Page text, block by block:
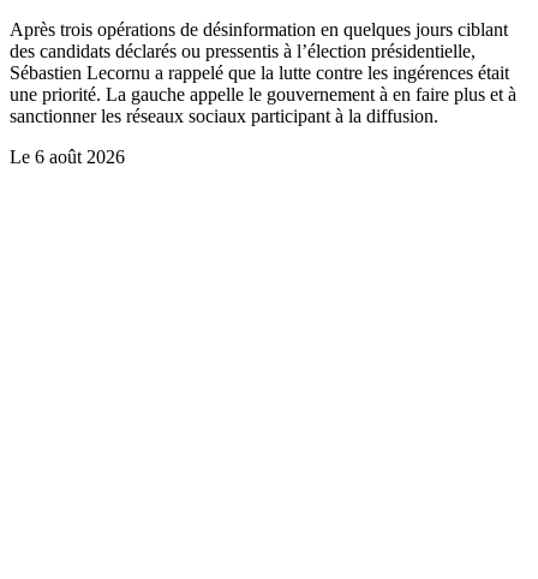
Après trois opérations de désinformation en quelques jours ciblant
des candidats déclarés ou pressentis à l’élection présidentielle,
Sébastien Lecornu a rappelé que la lutte contre les ingérences était
une priorité. La gauche appelle le gouvernement à en faire plus et à
sanctionner les réseaux sociaux participant à la diffusion.
Le 6 août 2026